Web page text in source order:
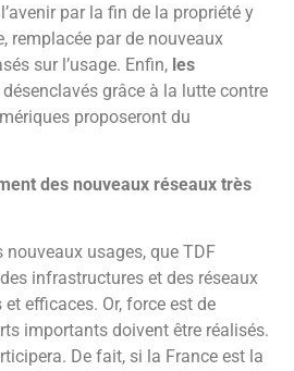
par la fin de la propriété y
remplacée par de nouveaux
sur l’usage. Enfin, les
grâce à la lutte contre
proposeront du
des nouveaux réseaux très
nouveaux usages, que TDF
infrastructures et des réseaux
efficaces. Or, force est de
importants doivent être réalisés.
De fait, si la France est la